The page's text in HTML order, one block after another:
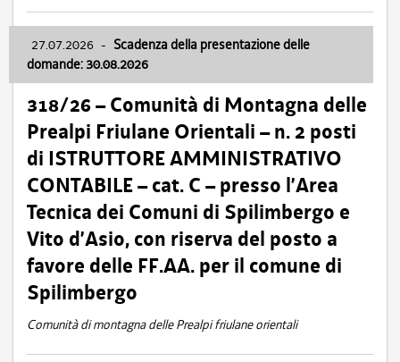
27.07.2026 - Scadenza della presentazione delle
domande: 30.08.2026
318/26 – Comunità di Montagna delle
Prealpi Friulane Orientali – n. 2 posti
di ISTRUTTORE AMMINISTRATIVO
CONTABILE – cat. C – presso l’Area
Tecnica dei Comuni di Spilimbergo e
Vito d’Asio, con riserva del posto a
favore delle FF.AA. per il comune di
Spilimbergo
Comunità di montagna delle Prealpi friulane orientali